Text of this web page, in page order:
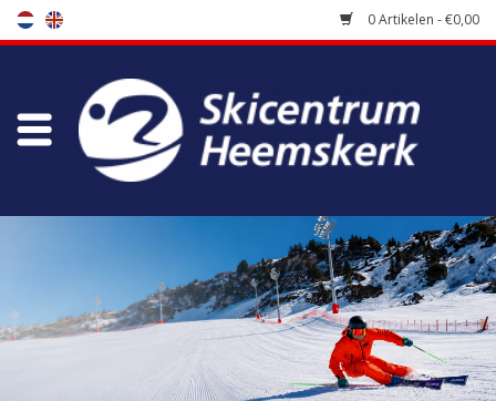
0 Artikelen - €0,00
Winkel
Onderhoud